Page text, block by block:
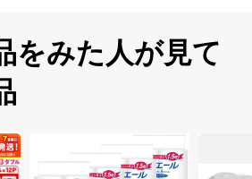
をみた人が見て